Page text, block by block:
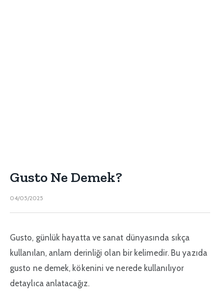
Gusto Ne Demek?
04/05/2025
Gusto, günlük hayatta ve sanat dünyasında sıkça
kullanılan, anlam derinliği olan bir kelimedir. Bu yazıda
gusto ne demek, kökenini ve nerede kullanılıyor
detaylıca anlatacağız.